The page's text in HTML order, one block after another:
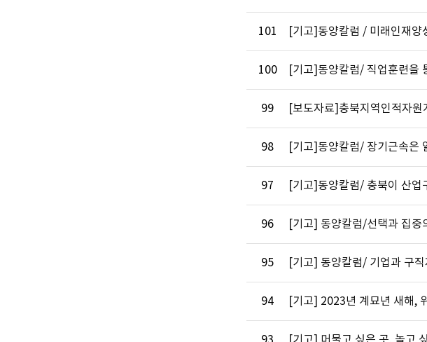
101 [기고]동양칼럼 / 미래인재양
100 [기고]동양칼럼/ 직업훈련을
99 [보도자료]충북지역인적자원
98 [기고]동양칼럼/ 장기근속은
97 [기고]동양칼럼/ 충북이 산업
96 [기고] 동양칼럼/선택과 집중
95 [기고] 동양칼럼/ 기업과 구
94 [기고] 2023년 계묘년 새해,